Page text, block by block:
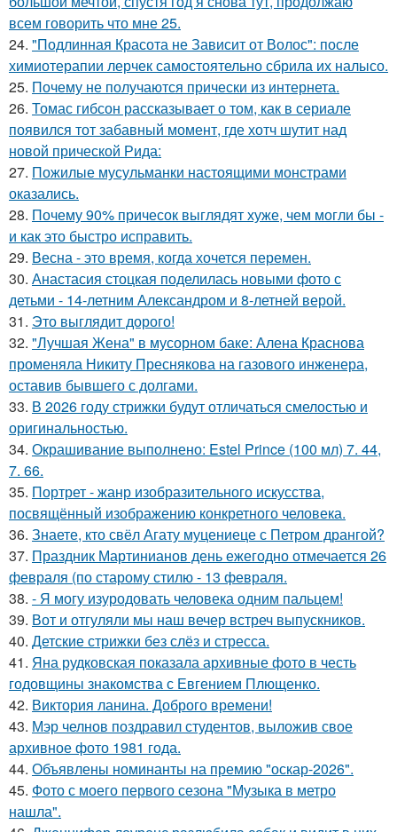
всем говорить что мне 25.
24. "Подлинная Красота не Зависит от Волос": после
химиотерапии лерчек самостоятельно сбрила их налысо.
25. Почему не получаются прически из интернета.
26. Томас гибсон рассказывает о том, как в сериале
появился тот забавный момент, где хотч шутит над
новой прической Рида:
27. Пожилые мусульманки настоящими монстрами
оказались.
28. Почему 90% причесок выглядят хуже, чем могли бы -
и как это быстро исправить.
29. Весна - это время, когда хочется перемен.
30. Анастасия стоцкая поделилась новыми фото с
детьми - 14-летним Александром и 8-летней верой.
31. Это выглядит дорого!
32. "Лучшая Жена" в мусорном баке: Алена Краснова
променяла Никиту Преснякова на газового инженера,
оставив бывшего с долгами.
33. В 2026 году стрижки будут отличаться смелостью и
оригинальностью.
34. Окрашивание выполнено: Estel Prince (100 мл) 7. 44,
7. 66.
35. Портрет - жанр изобразительного искусства,
посвящённый изображению конкретного человека.
36. Знаете, кто свёл Агату муцениеце с Петром дрангой?
37. Праздник Мартинианов день ежегодно отмечается 26
февраля (по старому стилю - 13 февраля.
38. - Я могу изуродовать человека одним пальцем!
39. Вот и отгуляли мы наш вечер встреч выпускников.
40. Детские стрижки без слёз и стресса.
41. Яна рудковская показала архивные фото в честь
годовщины знакомства с Евгением Плющенко.
42. Виктория ланина. Доброго времени!
43. Мэр челнов поздравил студентов, выложив свое
архивное фото 1981 года.
44. Объявлены номинанты на премию "оскар-2026".
45. Фото с моего первого сезона "Музыка в метро
нашла".